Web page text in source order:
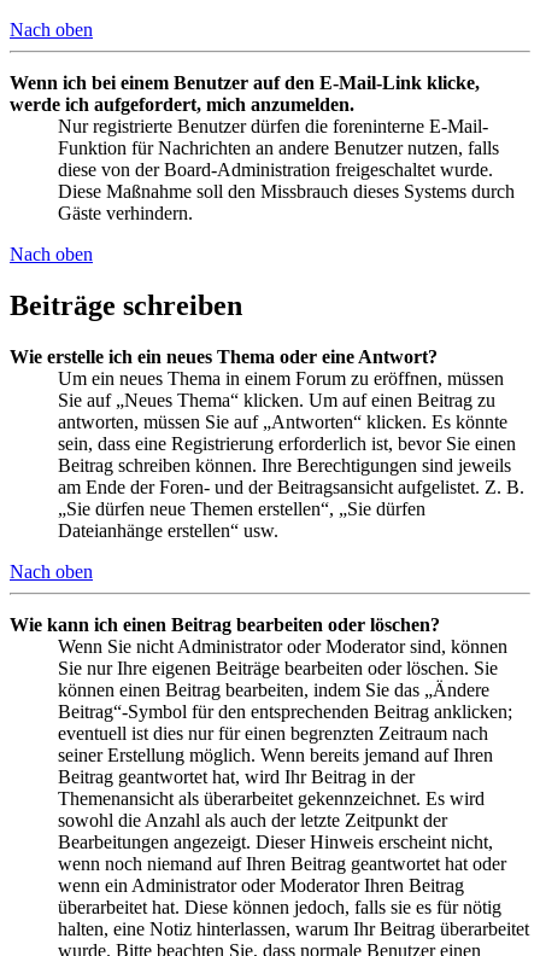
Nach oben
Wenn ich bei einem Benutzer auf den E-Mail-Link klicke,
werde ich aufgefordert, mich anzumelden.
Nur registrierte Benutzer dürfen die foreninterne E-Mail-
Funktion für Nachrichten an andere Benutzer nutzen, falls
diese von der Board-Administration freigeschaltet wurde.
Diese Maßnahme soll den Missbrauch dieses Systems durch
Gäste verhindern.
Nach oben
Beiträge schreiben
Wie erstelle ich ein neues Thema oder eine Antwort?
Um ein neues Thema in einem Forum zu eröffnen, müssen
Sie auf „Neues Thema“ klicken. Um auf einen Beitrag zu
antworten, müssen Sie auf „Antworten“ klicken. Es könnte
sein, dass eine Registrierung erforderlich ist, bevor Sie einen
Beitrag schreiben können. Ihre Berechtigungen sind jeweils
am Ende der Foren- und der Beitragsansicht aufgelistet. Z. B.
„Sie dürfen neue Themen erstellen“, „Sie dürfen
Dateianhänge erstellen“ usw.
Nach oben
Wie kann ich einen Beitrag bearbeiten oder löschen?
Wenn Sie nicht Administrator oder Moderator sind, können
Sie nur Ihre eigenen Beiträge bearbeiten oder löschen. Sie
können einen Beitrag bearbeiten, indem Sie das „Ändere
Beitrag“-Symbol für den entsprechenden Beitrag anklicken;
eventuell ist dies nur für einen begrenzten Zeitraum nach
seiner Erstellung möglich. Wenn bereits jemand auf Ihren
Beitrag geantwortet hat, wird Ihr Beitrag in der
Themenansicht als überarbeitet gekennzeichnet. Es wird
sowohl die Anzahl als auch der letzte Zeitpunkt der
Bearbeitungen angezeigt. Dieser Hinweis erscheint nicht,
wenn noch niemand auf Ihren Beitrag geantwortet hat oder
wenn ein Administrator oder Moderator Ihren Beitrag
überarbeitet hat. Diese können jedoch, falls sie es für nötig
halten, eine Notiz hinterlassen, warum Ihr Beitrag überarbeitet
wurde. Bitte beachten Sie, dass normale Benutzer einen